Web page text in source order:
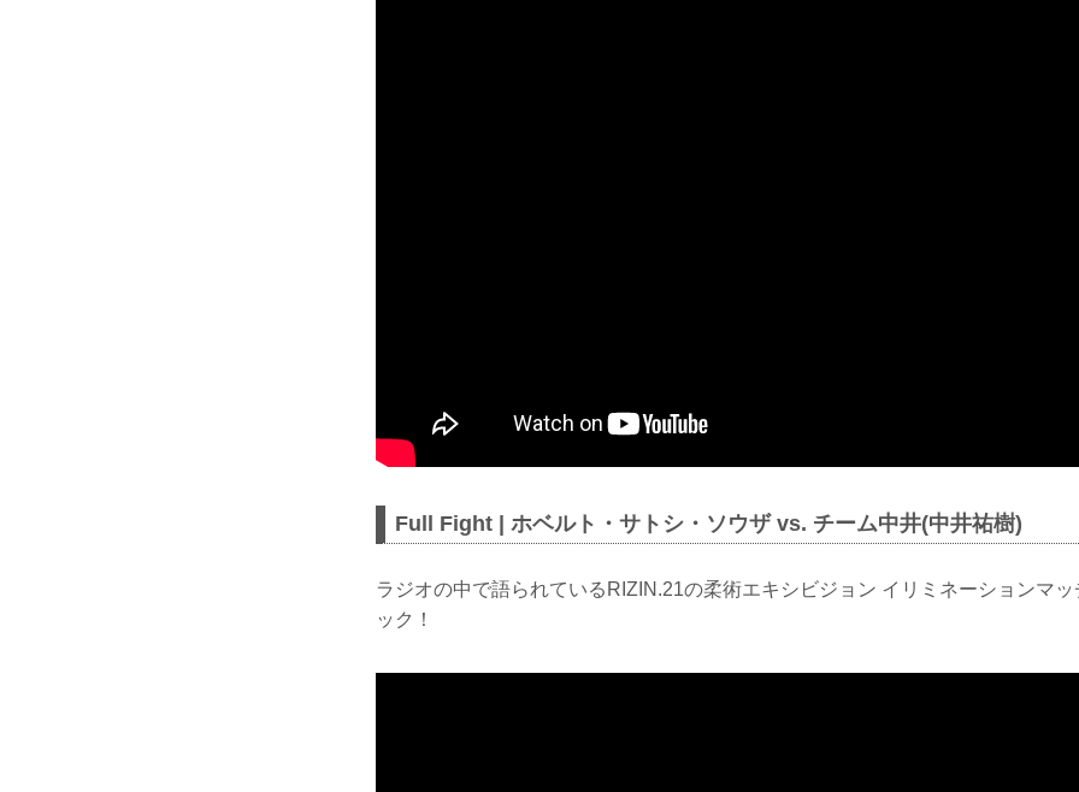
Full Fight | ホベルト・サトシ・ソウザ vs. チーム中井(中井祐樹)
ラジオの中で語られているRIZIN.21の柔術エキシビジョン イリミネーションマ
ック！